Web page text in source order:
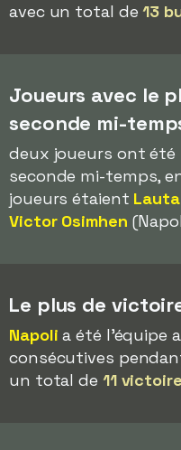
avec un total de13
Joueurs avec le
seconde mi-
deux joueurs ont été
seconde mi-temps,
joueurs étaient
Victor Osimhen
Le plus de
Napoli a été l'équipe
consécutives
un total de 11